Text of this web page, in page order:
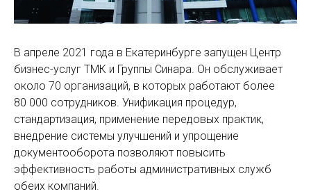
В апреле 2021 года в Екатеринбурге запущен Центр
бизнес-услуг ТМК и Группы Синара. Он обслуживает
около 70 организаций, в которых работают более
80 000 сотрудников. Унификация процедур,
стандартизация, применение передовых практик,
внедрение системы улучшений и упрощение
документооборота позволяют повысить
эффективность работы административных служб
обеих компаний.